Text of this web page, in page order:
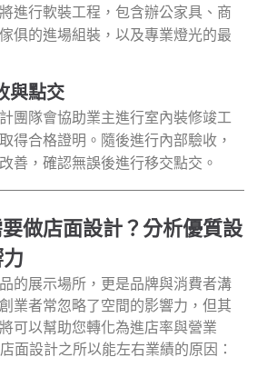
進行軟裝工程，包含辦公家具、商
俱的進場組裝，以及專業燈光的最
與點交
團隊會協助業主進行室內裝修竣工
得合格證明。隨後進行內部驗收，
善，確認無誤後進行移交點交。
做店面設計？分析優質設
的展示場所，更是品牌與消費者溝
業者常忽略了空間的影響力，但其
可以幫助您轉化為進店率與營業
面設計之所以能左右業績的原因：